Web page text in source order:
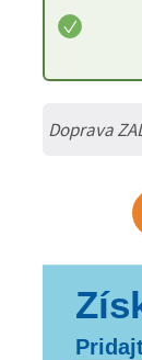
Doprava